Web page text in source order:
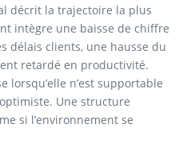
décrit la trajectoire la plus
intègre une baisse de chiffre
délais clients, une hausse du
retardé en productivité.
lorsqu’elle n’est supportable
Une structure
si l’environnement se